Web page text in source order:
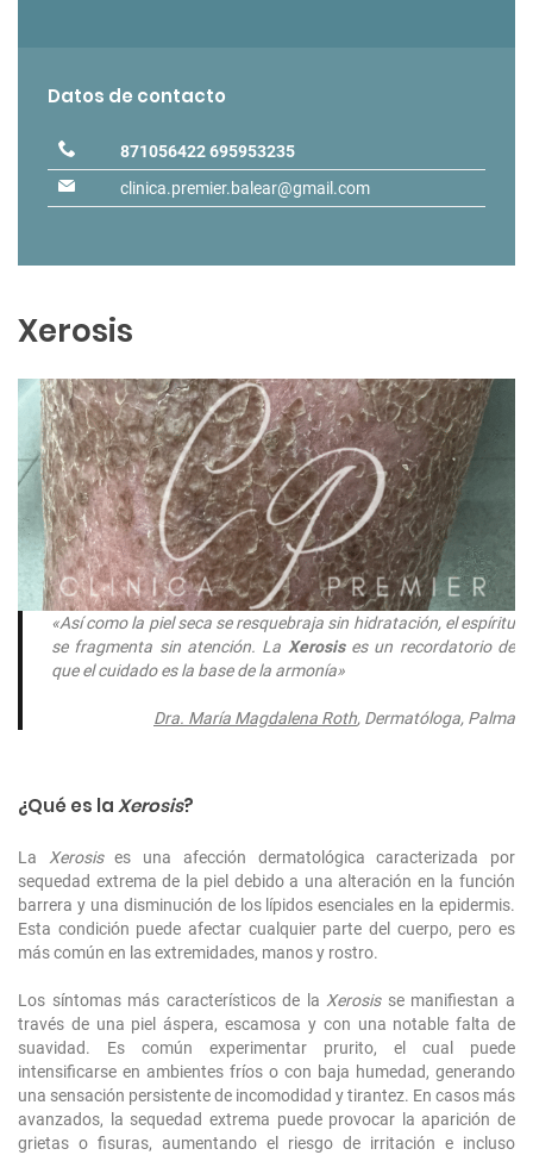
Datos de contacto
871056422 695953235
clinica.premier.balear@gmail.com
Xerosis
«Así como la piel seca se resquebraja sin hidratación, el espíritu
se fragmenta sin atención. La Xerosises un recordatorio de
que el cuidado es la base de la armonía»
Dra. María Magdalena Roth, Dermatóloga, Palma
¿Qué es laXerosis?
La Xerosises una afección dermatológica caracterizada por
sequedad extrema de la piel debido a una alteración en la función
barrera y una disminución de los lípidos esenciales en la epidermis.
Esta condición puede afectar cualquier parte del cuerpo, pero es
más común en las extremidades, manos y rostro.
Los síntomas más característicos de la Xerosisse manifiestan a
través de una piel áspera, escamosa y con una notable falta de
suavidad. Es común experimentar prurito, el cual puede
intensificarse en ambientes fríos o con baja humedad, generando
una sensación persistente de incomodidad y tirantez. En casos más
avanzados, la sequedad extrema puede provocar la aparición de
grietas o fisuras, aumentando el riesgo de irritación e incluso